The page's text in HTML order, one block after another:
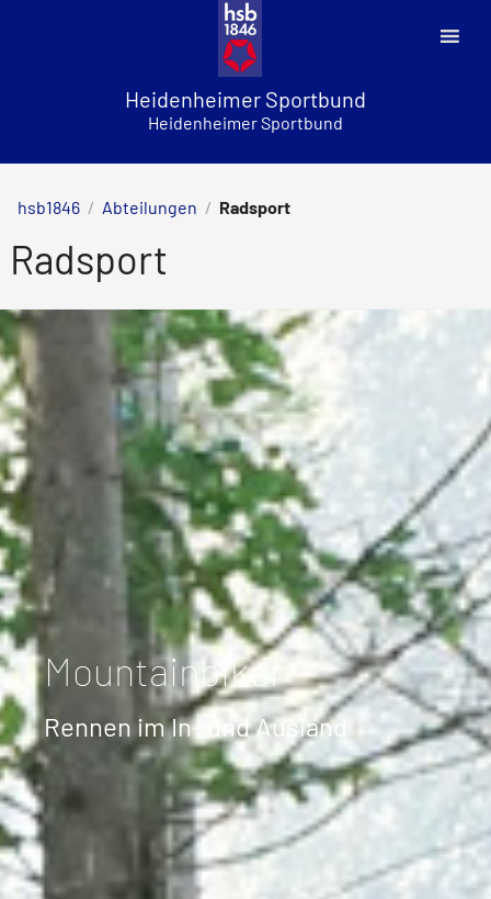
Heidenheimer Sportbund
Heidenheimer Sportbund
hsb1846 / Abteilungen / Radsport
Radsport
Mountainbiker
Rennen im In- und Ausland